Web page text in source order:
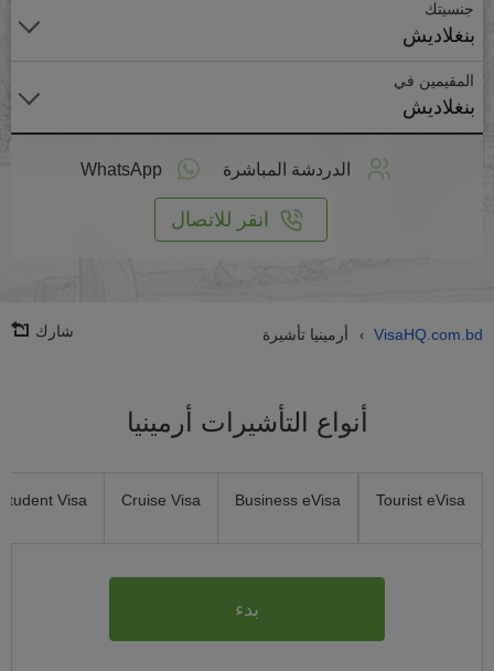
جنسيتك
بنغلاديش
المقيمين في
بنغلاديش
الدردشة المباشرة WhatsApp
انقر للاتصال
VisaHQ.com.bd
› أرمينيا تأشيرة شارك
أنواع التأشيرات أرمينيا
Tourist eVisa
Business eVisa
Cruise Visa
Student Visa
بدء